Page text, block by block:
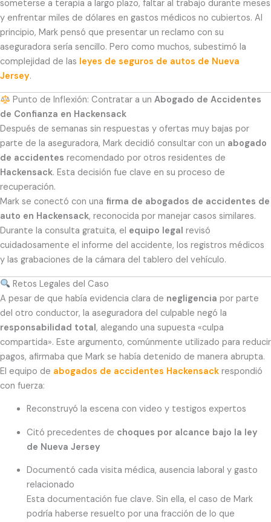
someterse a terapia a largo plazo, faltar al trabajo durante meses
y enfrentar miles de dólares en gastos médicos no cubiertos. Al
principio, Mark pensó que presentar un reclamo con su
aseguradora sería sencillo. Pero como muchos, subestimó la
complejidad de las leyes de seguros de autos de Nueva
Jersey.
Punto de Inflexión: Contratar a un Abogado de Accidentes
de Confianza en Hackensack
Después de semanas sin respuestas y ofertas muy bajas por
parte de la aseguradora, Mark decidió consultar con un abogado
de accidentes recomendado por otros residentes de
Hackensack. Esta decisión fue clave en su proceso de
recuperación.
Mark se conectó con una firma de abogados de accidentes de
auto en Hackensack, reconocida por manejar casos similares.
Durante la consulta gratuita, el equipo legal revisó
cuidadosamente el informe del accidente, los registros médicos
y las grabaciones de la cámara del tablero del vehículo.
Retos Legales del Caso
A pesar de que había evidencia clara de negligencia por parte
del otro conductor, la aseguradora del culpable negó la
responsabilidad total, alegando una supuesta «culpa
compartida». Este argumento, comúnmente utilizado para reducir
pagos, afirmaba que Mark se había detenido de manera abrupta.
El equipo de abogados de accidentes Hackensack respondió
con fuerza:
Reconstruyó la escena con video y testigos expertos
Citó precedentes de choques por alcance bajo la ley
de Nueva Jersey
Documentó cada visita médica, ausencia laboral y gasto
relacionado
Esta documentación fue clave. Sin ella, el caso de Mark
podría haberse resuelto por una fracción de lo que